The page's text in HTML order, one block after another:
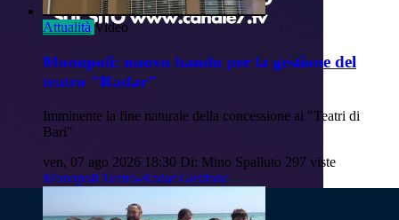
Attualità Video
Monopoli: nuovo bando per la gestione del
teatro "Radar"
Imminente la fine naturale della concessione ai "Teatri di
Bari"
ven, 07 ago 2026 18:30 Di: Mino Spalluto 297 viste
Monopoli Teatro-Radar Gestione